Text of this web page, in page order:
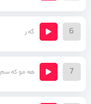
6 گه ر
7 هه مو که سم